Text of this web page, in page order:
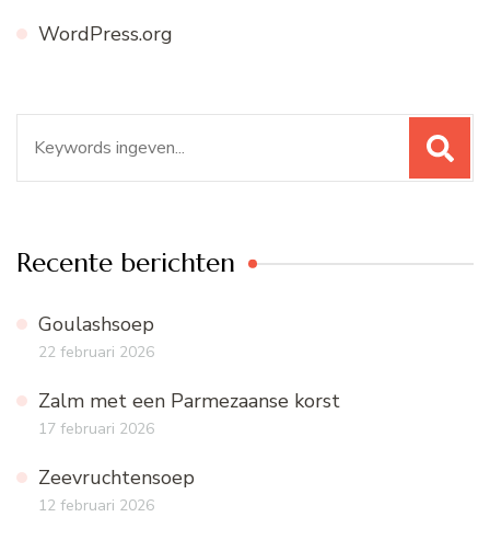
WordPress.org
naar:
Recente berichten
Goulashsoep
22 februari 2026
Zalm met een Parmezaanse korst
17 februari 2026
Zeevruchtensoep
12 februari 2026